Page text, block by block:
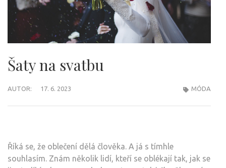
Šaty na svatbu
AUTOR: 17. 6. 2023 MÓDA
Říká se, že oblečení dělá člověka. A já s tímhle
souhlasím. Znám několik lidí, kteří se oblékají tak, jak se